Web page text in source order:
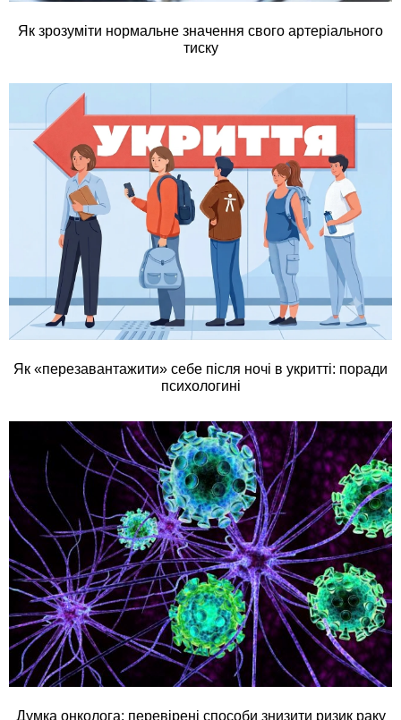
Як зрозуміти нормальне значення свого артеріального
тиску
Як «перезавантажити» себе після ночі в укритті: поради
психологині
Думка онколога: перевірені способи знизити ризик раку